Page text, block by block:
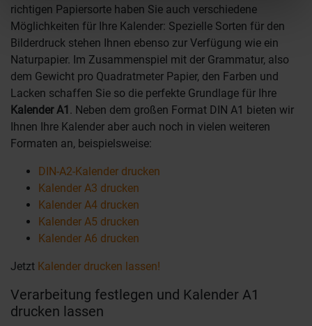
richtigen Papiersorte haben Sie auch verschiedene
Möglichkeiten für Ihre Kalender: Spezielle Sorten für den
Bilderdruck stehen Ihnen ebenso zur Verfügung wie ein
Naturpapier. Im Zusammenspiel mit der Grammatur, also
dem Gewicht pro Quadratmeter Papier, den Farben und
Lacken schaffen Sie so die perfekte Grundlage für Ihre
Kalender A1 . Neben dem großen Format DIN A1 bieten wir
Ihnen Ihre Kalender aber auch noch in vielen weiteren
Formaten an, beispielsweise:
DIN-A2-Kalender drucken
Kalender A3 drucken
Kalender A4 drucken
Kalender A5 drucken
Kalender A6 drucken
Jetzt Kalender drucken lassen!
Verarbeitung festlegen und Kalender A1
drucken lassen